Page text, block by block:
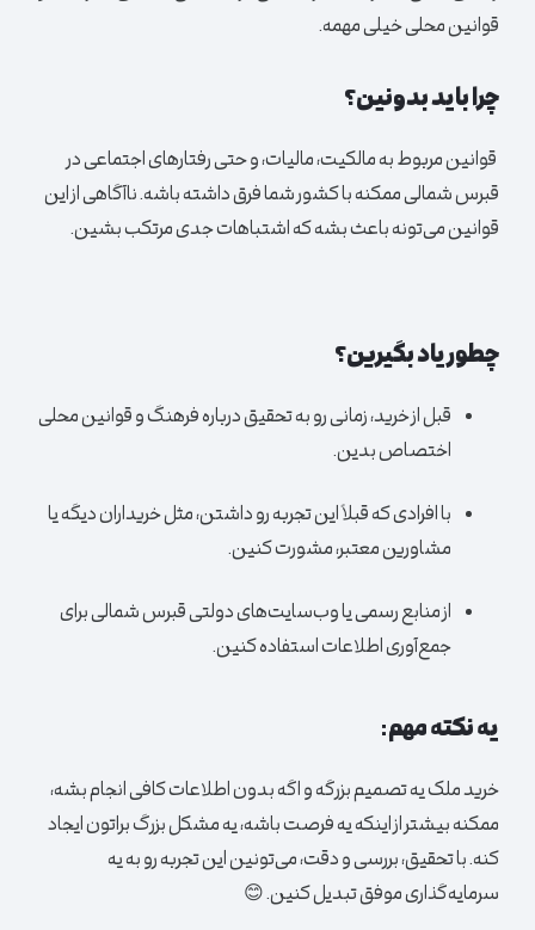
قوانین محلی خیلی مهمه.
چرا باید بدونین؟
قوانین مربوط به مالکیت، مالیات، و حتی رفتارهای اجتماعی در
قبرس شمالی ممکنه با کشور شما فرق داشته باشه. ناآگاهی از این
قوانین می‌تونه باعث بشه که اشتباهات جدی مرتکب بشین.
چطور یاد بگیرین؟
قبل از خرید، زمانی رو به تحقیق درباره فرهنگ و قوانین محلی
اختصاص بدین.
با افرادی که قبلاً این تجربه رو داشتن، مثل خریداران دیگه یا
مشاورین معتبر، مشورت کنین.
از منابع رسمی یا وب‌سایت‌های دولتی قبرس شمالی برای
جمع‌آوری اطلاعات استفاده کنین.
یه نکته مهم:
خرید ملک یه تصمیم بزرگه و اگه بدون اطلاعات کافی انجام بشه،
ممکنه بیشتر از اینکه یه فرصت باشه، یه مشکل بزرگ براتون ایجاد
کنه. با تحقیق، بررسی و دقت، می‌تونین این تجربه رو به یه
سرمایه‌گذاری موفق تبدیل کنین. 😊